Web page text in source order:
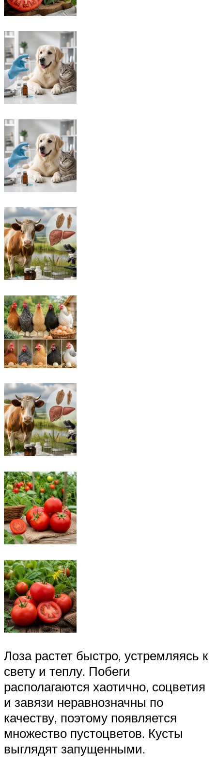
Лоза растет быстро, устремляясь к
свету и теплу. Побеги
располагаются хаотично, соцветия
и завязи неравнозначны по
качеству, поэтому появляется
множество пустоцветов. Кусты
выглядят запущенными.